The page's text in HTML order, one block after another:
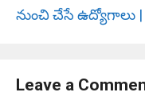
నుంచి చేసే ఉద్యోగాలు |
Leave a